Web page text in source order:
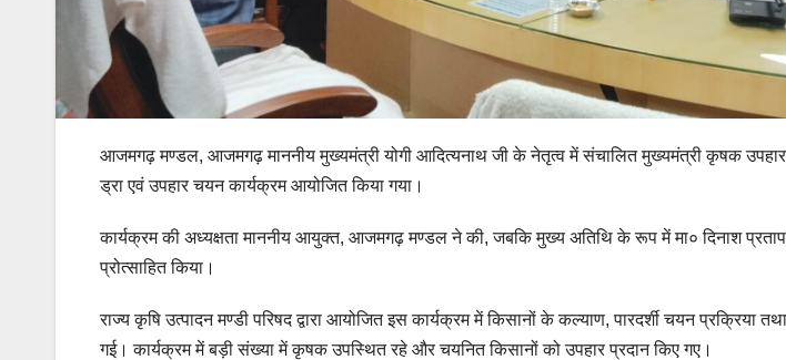
आजमगढ़ मण्डल, आजमगढ़ माननीय मुख्यमंत्री योगी आदित्यनाथ जी के नेतृत्व में संचालित मुख्यमंत्री कृषक
ड्रा एवं उपहार चयन कार्यक्रम आयोजित किया गया।
कार्यक्रम की अध्यक्षता माननीय आयुक्त, आजमगढ़ मण्डल ने की, जबकि मुख्य अतिथि के रूप में मा० दिनाश
प्रोत्साहित किया।
राज्य कृषि उत्पादन मण्डी परिषद द्वारा आयोजित इस कार्यक्रम में किसानों के कल्याण, पारदर्शी चयन प्रक्रिया
गई। कार्यक्रम में बड़ी संख्या में कृषक उपस्थित रहे और चयनित किसानों को उपहार प्रदान किए गए।